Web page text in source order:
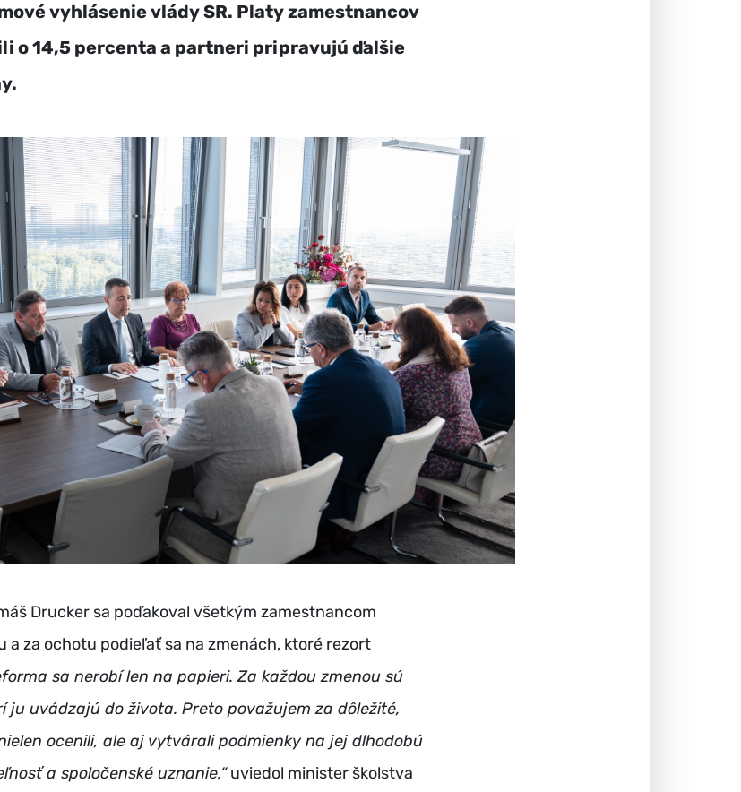
vyhlásenie vlády SR. Platy zamestnancov
o 14,5 percenta a partneri pripravujú ďalšie
Drucker sa poďakoval všetkým zamestnancom
a za ochotu podieľať sa na zmenách, ktoré rezort
sa nerobí len na papieri. Za každou zmenou sú
ju uvádzajú do života. Preto považujem za dôležité,
ocenili, ale aj vytvárali podmienky na jej dlhodobú
a spoločenské uznanie,“uviedol minister školstva